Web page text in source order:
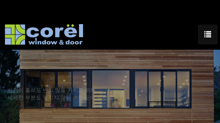
시간이 흘러도 변치 않을 가치를 위해
세세한 부분도 놓치지 않는 코렐 도어 & 윈도우